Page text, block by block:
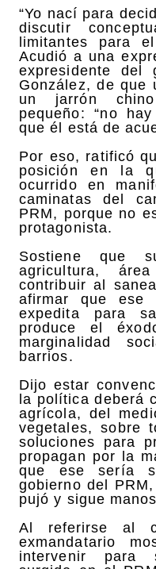
“Yo nací para
discutir
limitantes para
Acudió a una
expresidente del
González, de que
un jarrón
pequeño: “no
que él está de
Por eso, ratificó
posición en la
ocurrido en
caminatas del
PRM, porque no
protagonista.
Sostiene que
agricultura,
contribuir al
afirmar que
expedita para
produce el
marginalidad
barrios.
Dijo estar
la política deberá
agrícola, del
vegetales, sobre
soluciones para
propagan por la
que ese sería
gobierno del
pujó y sigue
Al referirse al
exmandatario
intervenir para